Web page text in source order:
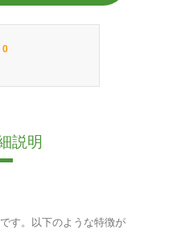
0
説明
す。以下のような特徴が